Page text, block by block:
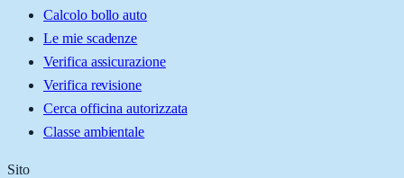
Calcolo bollo auto
Le mie scadenze
Verifica assicurazione
Verifica revisione
Cerca officina autorizzata
Classe ambientale
Sito